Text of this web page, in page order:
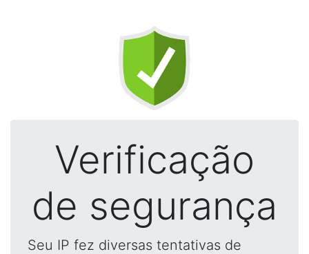
Verificação
de segurança
Seu IP fez diversas tentativas de